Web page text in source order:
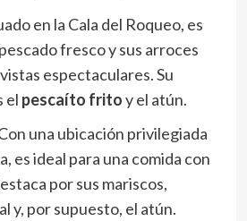
en la Cala del Roqueo, es
fresco y sus arroces
espectaculares. Su
el pescaíto fritoy el atún.
una ubicación privilegiada
es ideal para una comida con
por sus mariscos,
y, por supuesto, el atún.